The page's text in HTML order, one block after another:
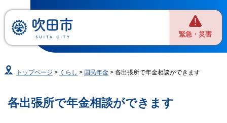
緊急・災害
トップページ > くらし > 国民年金 > 各出張所で年金相談ができます
各出張所で年金相談ができます